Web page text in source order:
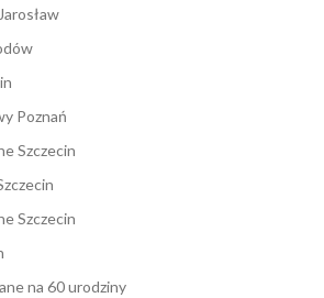
Poznań
Szczecin
Szczecin
na 60 urodziny